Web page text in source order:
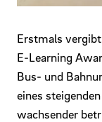
Erstmals
E-Learning
Bus- und
eines
wachsender